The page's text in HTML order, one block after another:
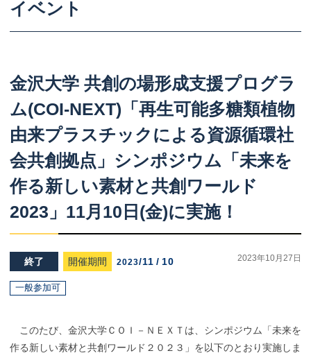
イベント
金沢大学 共創の場形成支援プログラ
ム(COI-NEXT) 「再生可能多糖類植物
由来プラスチック による資源循環社
会共創拠点」 シンポジウム 「未来を
作る新しい素材と共創 ワールド
2023」 11月 10 日 (金)に実施！
終了 開催期間 2023/11 / 10 2023年10月27日
一般参加可
このたび、金沢大学ＣＯＩ－ＮＥＸＴは、シンポジウム「未来を
作る新しい素材と共創ワールド２０２３」を以下のとおり実施しま